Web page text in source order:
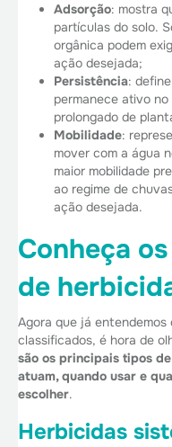
Adsorção: mostra
partículas do solo.
orgânica podem
ação desejada;
Persistência:
permanece ativo
prolongado de
Mobilidade:
mover com a água
maior mobilidade
ao regime de
ação desejada.
Conheça
de
Agora que já entendemos
classificados, é hora de
são os principais tipos
atuam, quando usar e
escolher.
Herbicidas